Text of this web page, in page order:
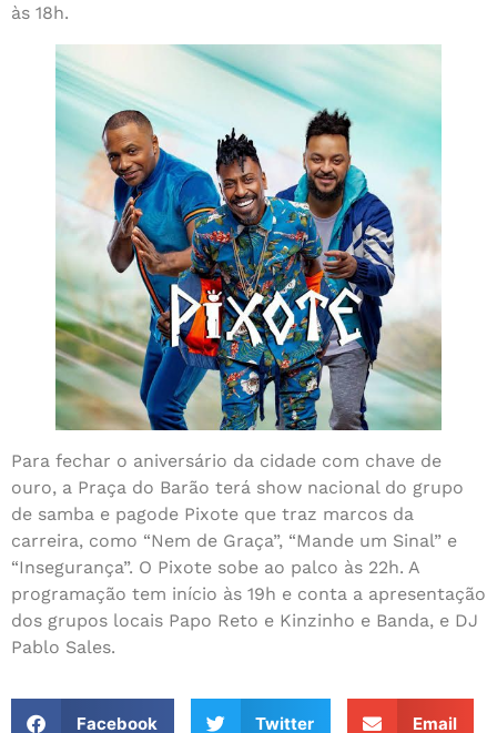
às 18h.
Para fechar o aniversário da cidade com chave de
ouro, a Praça do Barão terá show nacional do grupo
de samba e pagode Pixote que traz marcos da
carreira, como “Nem de Graça”, “Mande um Sinal” e
“Insegurança”. O Pixote sobe ao palco às 22h. A
programação tem início às 19h e conta a apresentação
dos grupos locais Papo Reto e Kinzinho e Banda, e DJ
Pablo Sales.
Facebook Twitter Email